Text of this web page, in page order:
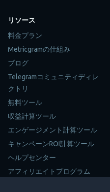
リソース
料金プラン
Metricgramの仕組み
ブログ
Telegramコミュニティディレ
クトリ
無料ツール
収益計算ツール
エンゲージメント計算ツール
キャンペーンROI計算ツール
ヘルプセンター
アフィリエイトプログラム